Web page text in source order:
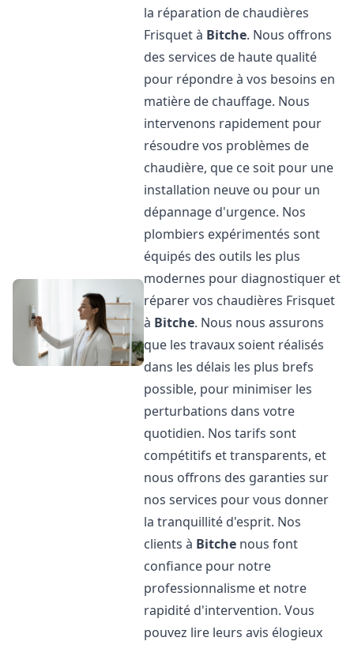
la réparation de chaudières
Frisquet à Bitche. Nous offrons
des services de haute qualité
pour répondre à vos besoins en
matière de chauffage. Nous
intervenons rapidement pour
résoudre vos problèmes de
chaudière, que ce soit pour une
installation neuve ou pour un
dépannage d'urgence. Nos
plombiers expérimentés sont
équipés des outils les plus
modernes pour diagnostiquer et
réparer vos chaudières Frisquet
à Bitche. Nous nous assurons
que les travaux soient réalisés
dans les délais les plus brefs
possible, pour minimiser les
perturbations dans votre
quotidien. Nos tarifs sont
compétitifs et transparents, et
nous offrons des garanties sur
nos services pour vous donner
la tranquillité d'esprit. Nos
clients à Bitche nous font
confiance pour notre
professionnalisme et notre
rapidité d'intervention. Vous
pouvez lire leurs avis élogieux